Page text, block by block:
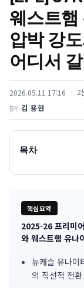
웨스트햄
압박 강
어디서
2026.05.11 17:16 2
BY 김 용현
목차
핵심요약
기
2025-26 프리미
와 웨스트햄 유나
뉴캐슬 유나이
의 직선적 전환